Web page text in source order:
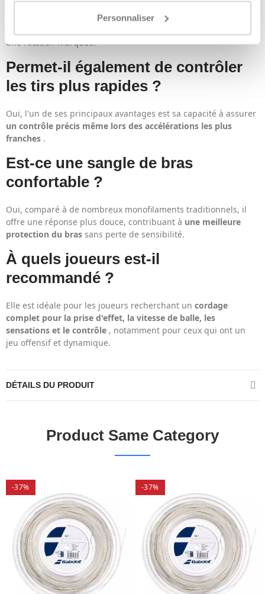
Personnaliser
forme angulairecontribue à générer un fort effet de
une rotation marquée.
Permet-il également de contrôler
les tirs plus rapides ?
Oui, l'un de ses principaux avantages est sa capacité à assurer
un contrôle précis même lors des accélérations les plus
franches .
Est-ce une sangle de bras
confortable ?
Oui, comparé à de nombreux monofilaments traditionnels, il
offre une réponse plus douce, contribuant à une meilleure
protection du bras sans perte de sensibilité.
À quels joueurs est-il
recommandé ?
Elle est idéale pour les joueurs recherchant un cordage
complet pour la prise d'effet, la vitesse de balle, les
sensations et le contrôle , notamment pour ceux qui ont un
jeu offensif et dynamique.
DÉTAILS DU PRODUIT
Product Same Category
-37% -37%